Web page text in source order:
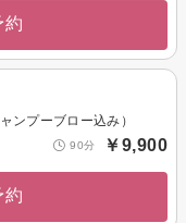
約
ンプーブロー込み）
90分 ￥9,900
約